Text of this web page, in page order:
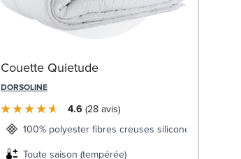
Couette Quietude
DORSOLINE
4.6 28 avis
100% polyester fibres creuses siliconées
Toute saison (tempérée)